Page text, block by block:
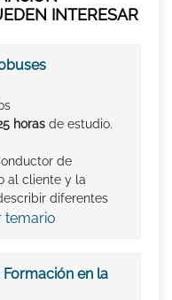
INTERESAR
horas de estudio.
de
al cliente y la
diferentes
temario
en la